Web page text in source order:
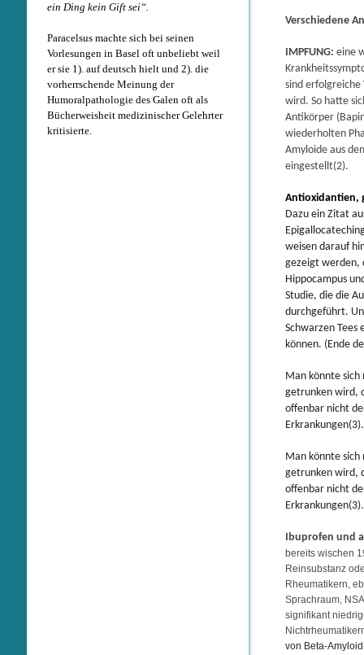
Verschiedene
IMPFUNG: eine
sind
wird. So hatte
Antikörper
wiederholten
Amyloide aus
eingestellt(2).
Antioxidantien,
Dazu ein Zitat
weisen darauf
gezeigt werden,
Hippocampus
Studie, die die
durchgeführt.
Schwarzen Tees
können. (Ende
Man könnte
getrunken wird,
offenbar nicht
Erkrankungen(3).
Man könnte
getrunken wird,
offenbar nicht
Erkrankungen(3).
Ibuprofen und
bereits wischen
Reinsubstanz
Rheumatikern,
Sprachraum,
signifikant
von Beta-
ein Ding kein Gift sei“.
Paracelsus machte sich bei seinen
Vorlesungen in Basel oft unbeliebt weil
er sie 1). auf deutsch hielt und 2). die
vorherrschende Meinung der
Humoralpathologie des Galen oft als
Bücherweisheit medizinischer Gelehrter
kritisierte.